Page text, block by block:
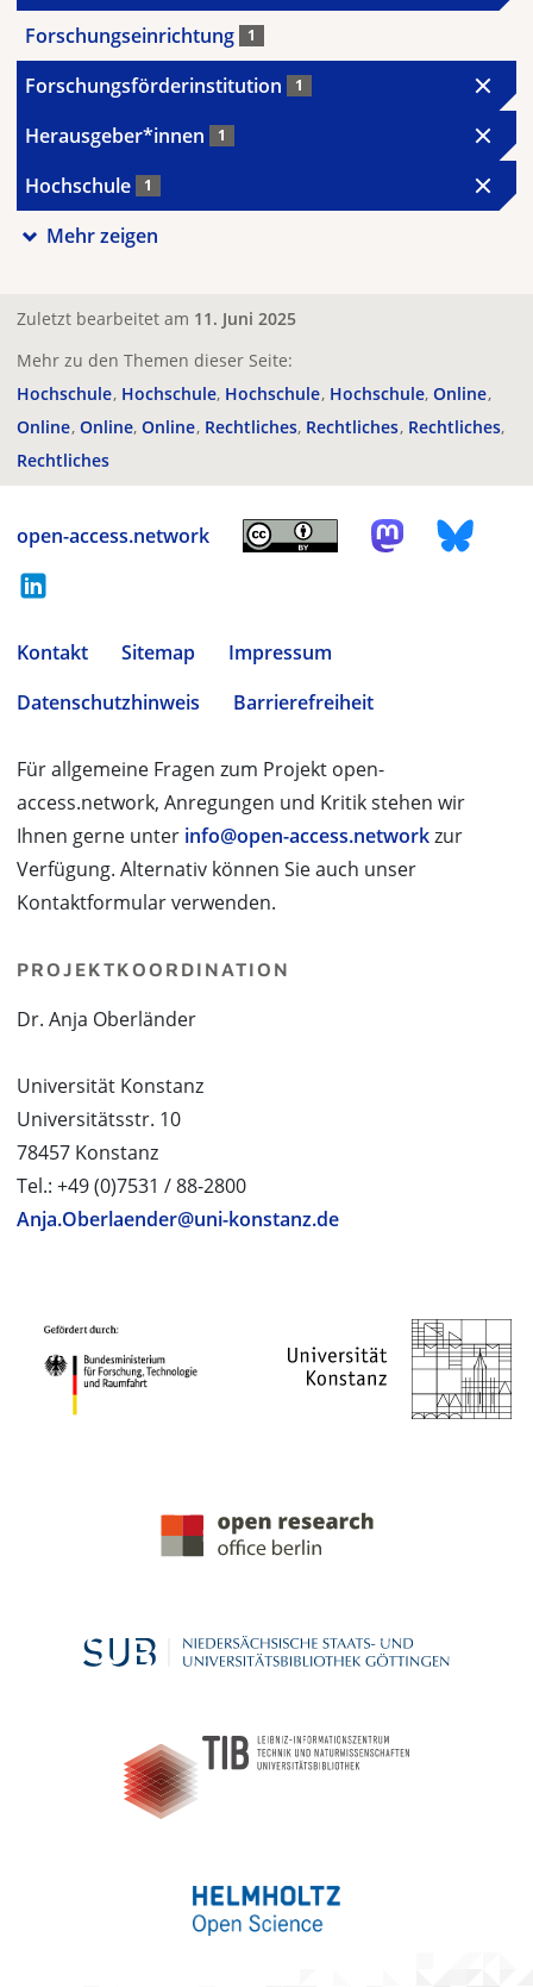
Forschungseinrichtung 1
Forschungsförderinstitution 1
Herausgeber*innen 1
Hochschule 1
Mehr zeigen
Zuletzt bearbeitet am 11. Juni 2025
Mehr zu den Themen dieser Seite:
Hochschule Hochschule Hochschule Hochschule Online
Online Online Online Rechtliches Rechtliches Rechtliches
Rechtliches
open-access.network
Kontakt Sitemap
Impressum
Datenschutzhinweis
Barrierefreiheit
Für allgemeine Fragen zum Projekt open-
access.network, Anregungen und Kritik stehen wir
Ihnen gerne unter info@open-access.networkzur
Verfügung. Alternativ können Sie auch unser
Kontaktformular verwenden.
PROJEKTKOORDINATION
Dr. Anja Oberländer
Universität Konstanz
Universitätsstr. 10
78457 Konstanz
Tel.: +49 (0)7531 / 88-2800
Anja.Oberlaender@uni-konstanz.de